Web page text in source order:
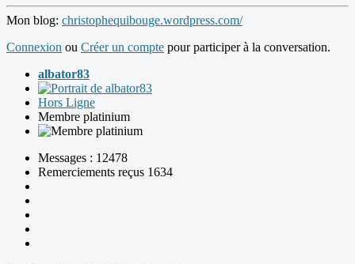
Mon blog: christophequibouge.wordpress.com/
Connexion ou Créer un compte pour participer à la conversation.
albator83
Hors Ligne
Membre platinium
Messages : 12478
Remerciements reçus 1634